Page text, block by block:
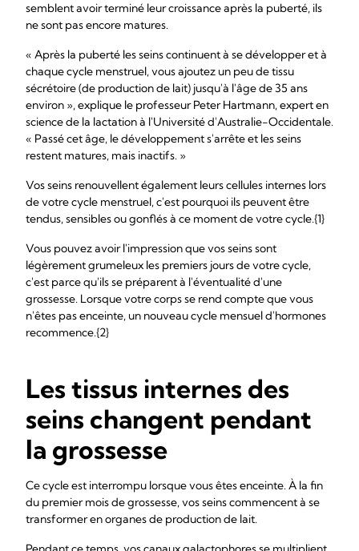
semblent avoir terminé leur croissance après la puberté, ils
ne sont pas encore matures.
« Après la puberté les seins continuent à se développer et à
chaque cycle menstruel, vous ajoutez un peu de tissu
sécrétoire (de production de lait) jusqu'à l'âge de 35 ans
environ », explique le professeur Peter Hartmann, expert en
science de la lactation à l'Université d'Australie-Occidentale.
« Passé cet âge, le développement s'arrête et les seins
restent matures, mais inactifs. »
Vos seins renouvellent également leurs cellules internes lors
de votre cycle menstruel, c'est pourquoi ils peuvent être
tendus, sensibles ou gonflés à ce moment de votre cycle.{1}
Vous pouvez avoir l'impression que vos seins sont
légèrement grumeleux les premiers jours de votre cycle,
c'est parce qu'ils se préparent à l'éventualité d'une
grossesse. Lorsque votre corps se rend compte que vous
n'êtes pas enceinte, un nouveau cycle mensuel d'hormones
recommence.{2}
Les tissus internes des
seins changent pendant
la grossesse
Ce cycle est interrompu lorsque vous êtes enceinte. À la fin
du premier mois de grossesse, vos seins commencent à se
transformer en organes de production de lait.